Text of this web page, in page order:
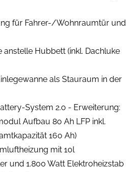
für Fahrer-/Wohnraumtür und
anstelle Hubbett (inkl. Dachluke
als Stauraum in der
System 2.0 - Erweiterung:
Aufbau 80 Ah LFP inkl.
160 Ah)
mit 10l
und 1.800 Watt Elektroheizstab